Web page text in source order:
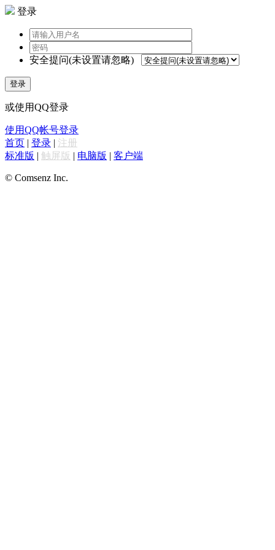
登录
安全提问(未设置请忽略)
登录
或使用QQ登录
使用QQ帐号登录
首页 | 登录 | 注册
标准版 | 触屏版 | 电脑版 | 客户端
© Comsenz Inc.